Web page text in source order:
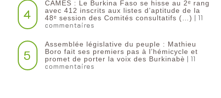
4
CAMES : Le Burkina Faso se hisse au 2ᵉ rang
avec 412 inscrits aux listes d’aptitude de la
48ᵉ session des Comités consultatifs (…) | 11
commentaires
5
Assemblée législative du peuple : Mathieu
Boro fait ses premiers pas à l’hémicycle et
promet de porter la voix des Burkinabè | 11
commentaires